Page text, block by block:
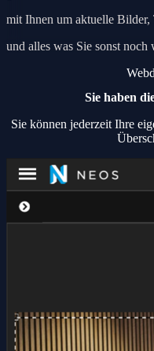
mit Ihnen um aktuelle Bilder,
und alles was Sie sonst noch
Sie haben
Sie können jederzeit Ihre